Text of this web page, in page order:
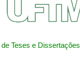
Teses e Dissertações